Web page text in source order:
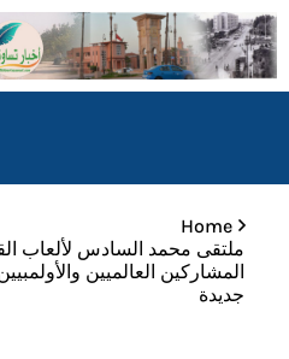
Home
المشاركين العالميين
جديدة